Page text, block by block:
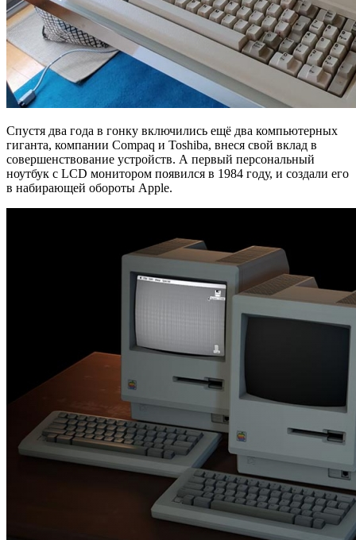
Спустя два года в гонку включились ещё два компьютерных
гиганта, компании Compaq и Toshiba, внеся свой вклад в
совершенствование устройств. А первый персональный
ноутбук с LCD монитором появился в 1984 году, и создали его
в набирающей обороты Apple.